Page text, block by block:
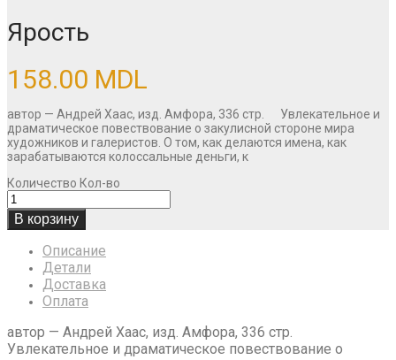
Ярость
158.00 MDL
автор — Андрей Хаас, изд. Амфора, 336 стр. Увлекательное и
драматическое повествование о закулисной стороне мира
художников и галеристов. О том, как делаются имена, как
зарабатываются колоссальные деньги, к
Количество Кол-во
В корзину
Описание
Детали
Доставка
Оплата
автор — Андрей Хаас, изд. Амфора, 336 стр.
Увлекательное и драматическое повествование о